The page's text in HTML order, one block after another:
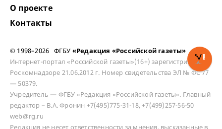
О проекте
Контакты
© 1998–2026 ФГБУ «Редакция «Российской газеты»
Интернет-портал «Российской газеты»(16+) зарегистрирован в
Роскомнадзоре 21.06.2012 г. Номер свидетельства ЭЛ № ФС 77
— 50379.
Учредитель — ФГБУ «Редакция «Российской газеты». Главный
редактор – В.А. Фронин +7(495)775-31-18, +7(499)257-56-50
web@rg.ru
Редакция не несет ответственности за мнения, высказанные в